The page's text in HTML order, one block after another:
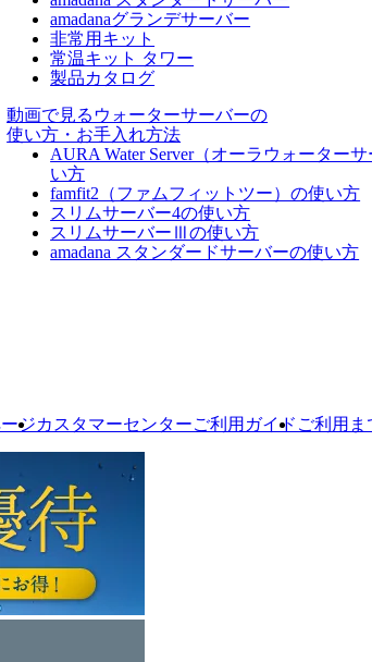
amadanaグランデサーバー
非常用キット
常温キット タワー
製品カタログ
動画で見るウォーターサーバーの
使い方・お手入れ方法
AURA Water Server​（オーラウォーター
い方
famfit2（ファムフィットツー）の使い方
スリムサーバー4の使い方
スリムサーバーⅢの使い方
amadana スタンダードサーバーの使い方
ジカスタマーセンターご利用ガイド ご利用ま